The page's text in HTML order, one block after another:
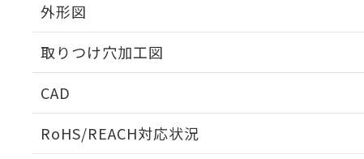
外形図
取りつけ穴加工図
CAD
RoHS/REACH対応状況